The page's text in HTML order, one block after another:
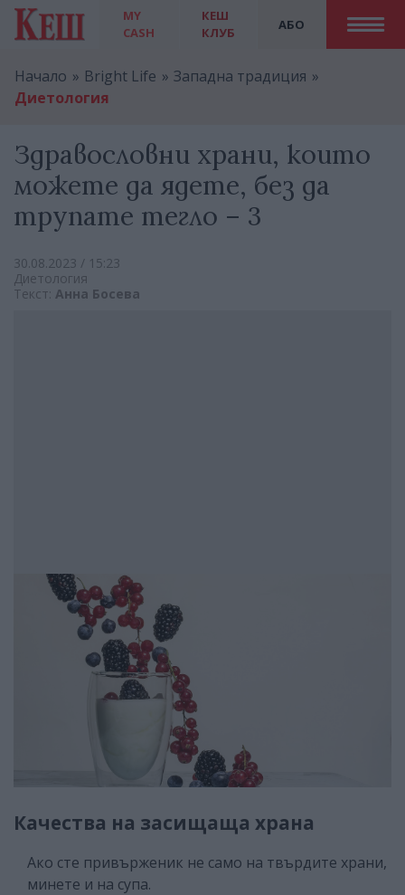
MY
CASH
АБО
КЕШ
КЛУБ
Начало Bright Life
Западна традиция
Диетология
Здравословни храни, които
можете да ядете, без да
трупате тегло – 3
30.08.2023 / 15:23
Диетология
Текст: Анна Босева
Качества на засищаща храна
Ако сте привърженик не само на твърдите храни,
минете и на супа.